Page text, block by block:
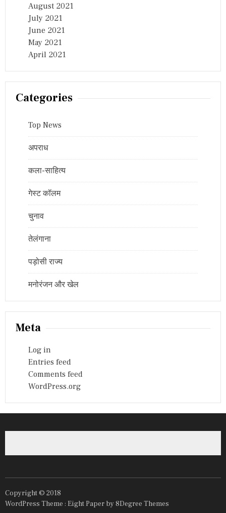
August 2021
July 2021
June 2021
May 2021
April 2021
Categories
Top News
अपराध
कला-साहित्य
गेस्ट कॉलम
चुनाव
तेलंगाना
पड़ोसी राज्य
मनोरंजन और खेल
Meta
Log in
Entries feed
Comments feed
WordPress.org
Copyright © 2018
WordPress Theme : Eight Paper by 8Degree Themes